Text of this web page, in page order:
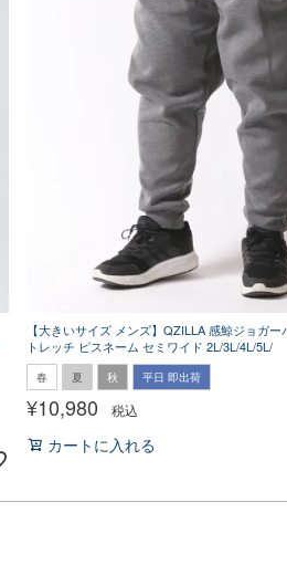
【大きいサイズ メンズ】QZILLA 感鯨ジョガー
トレッチ ピスネーム セミワイド 2L/3L/4L/5L/
春 夏 秋 平日 即出荷
¥10,980 税込
カートに入れる